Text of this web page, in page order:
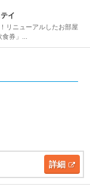
イ
リニューアルしたお部屋
券」...
詳細